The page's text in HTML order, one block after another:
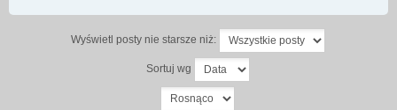
Wyświetl posty nie starsze niż:
Sortuj wg